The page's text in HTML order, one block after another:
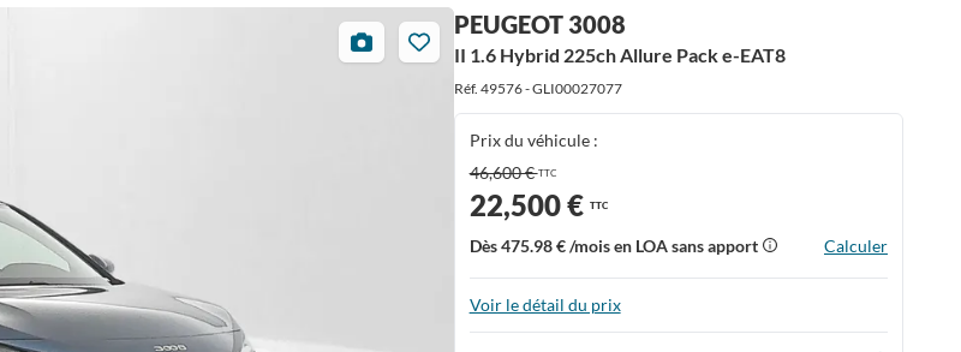
36
photos
PEUGEOT 3008
II 1.6 Hybrid 225ch Allure Pack e-EAT8
Réf. 49576 - GLI00027077
Prix du véhicule :
46,600 €TTC
22,500 € TTC
Dès475.98 €/mois en LOA sans apport Calculer
Voir le détail du prix